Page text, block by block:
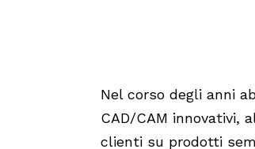
Nel corso degli anni
CAD/CAM innovativi,
clienti su prodotti